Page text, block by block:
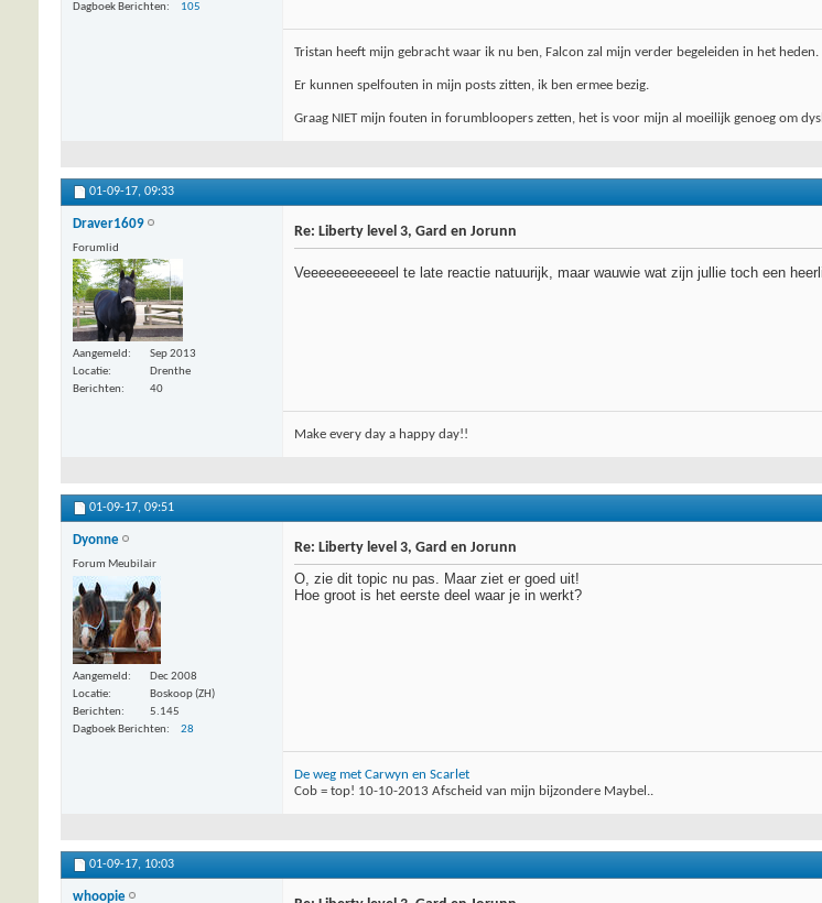
Dagboek Berichten
105
Tristan heeft mijn gebracht waar ik nu ben, Falcon zal mijn verder begeleiden in het heden.
Er kunnen spelfouten in mijn posts zitten, ik ben ermee bezig.
Graag NIET mijn fouten in forumbloopers zetten, het is voor mijn al moeilijk genoeg om
01-09-17, 09:33
Draver1609
Forumlid
Aangemeld
Sep 2013
Locatie
Drenthe
Berichten
40
Re: Liberty level 3, Gard en Jorunn
Veeeeeeeeeeeel te late reactie natuurijk, maar wauwie wat zijn jullie toch een
Make every day a happy day!!
01-09-17, 09:51
Dyonne
Forum Meubilair
Aangemeld
Dec 2008
Locatie
Boskoop (ZH)
Berichten
5.145
Dagboek Berichten
28
Re: Liberty level 3, Gard en Jorunn
O, zie dit topic nu pas. Maar ziet er goed uit!
Hoe groot is het eerste deel waar je in werkt?
De weg met Carwyn en Scarlet
Cob = top! 10-10-2013 Afscheid van mijn bijzondere Maybel..
01-09-17, 10:03
whoopie